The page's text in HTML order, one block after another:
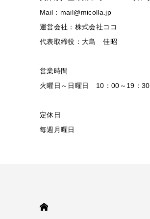
Mail：mail@micolla.jp
運営会社：株式会社ココ
代表取締役：大島 佳昭
営業時間
火曜日～日曜日 10：00～19：30
定休日
毎週月曜日